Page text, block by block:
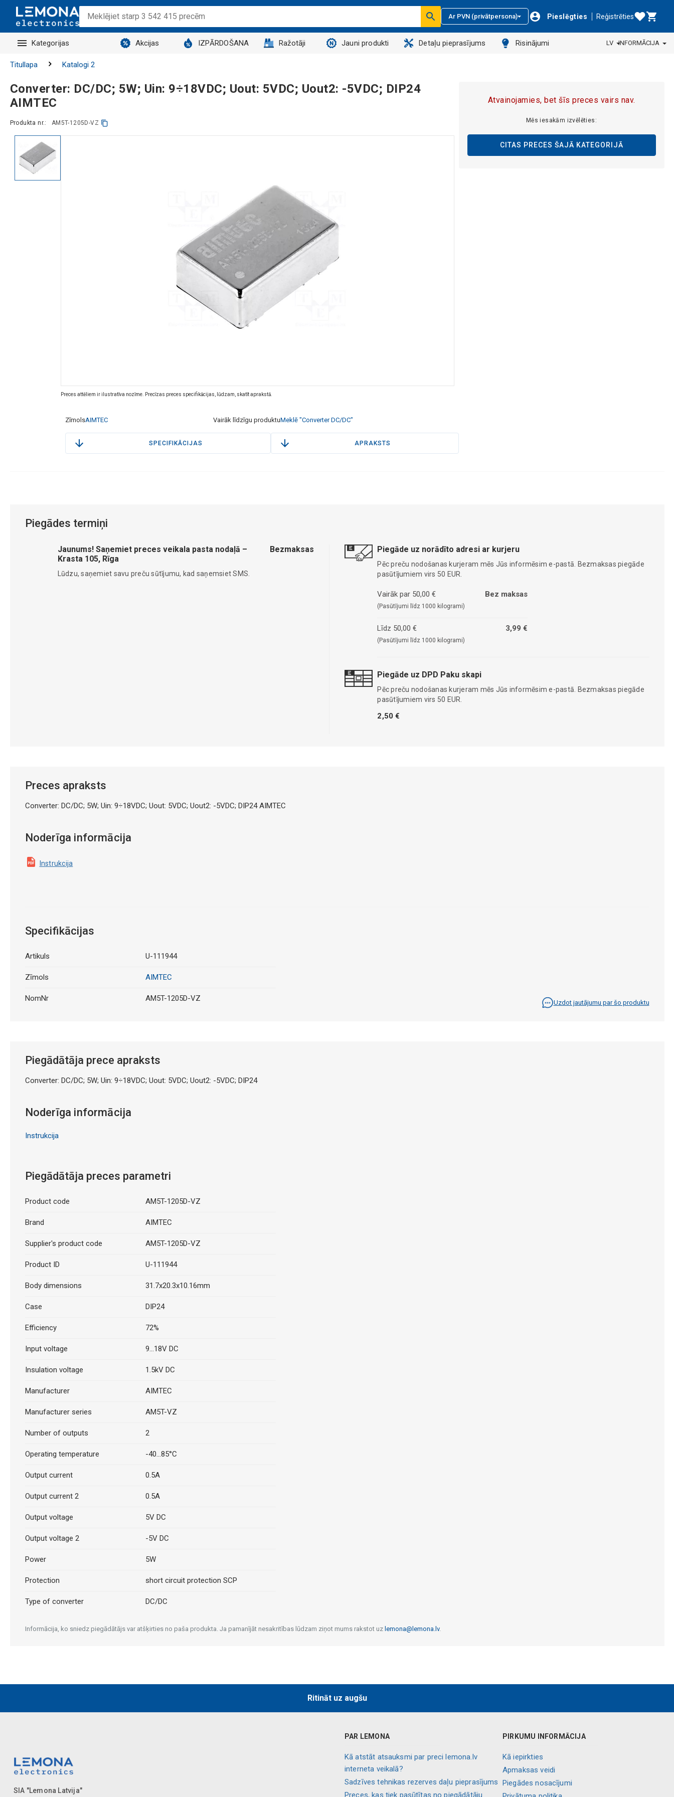
Ar PVN (privātpersona) Pieslēgties Reģistrēties
Kategorijas Akcijas IZPĀRDOŠANA Ražotāji Jauni produkti Detaļu pieprasījums Risinājumi LV INFORMĀCIJA
Titullapa Katalogi 2
Converter: DC/DC; 5W; Uin: 9÷18VDC; Uout: 5VDC; Uout2: -5VDC; DIP24
AIMTEC
Produkta nr.: AM5T-1205D-VZ
Preces attēliem ir ilustratīva nozīme. Precīzas preces specifikācijas, lūdzam, skatīt aprakstā.
ZīmolsAIMTEC Vairāk līdzīgu produktuMeklē "Converter DC/DC"
SPECIFIKĀCIJAS APRAKSTS
Atvainojamies, bet šīs preces vairs nav.
Mēs iesakām izvēlēties:
CITAS PRECES ŠAJĀ KATEGORIJĀ
Piegādes termiņi
Jaunums! Saņemiet preces veikala pasta nodaļā –
Krasta 105, Rīga
Bezmaksas
Lūdzu, saņemiet savu preču sūtījumu, kad saņemsiet SMS.
Piegāde uz norādīto adresi ar kurjeru
Pēc preču nodošanas kurjeram mēs Jūs informēsim e-pastā. Bezmaksas piegāde
pasūtījumiem virs 50 EUR.
Vairāk par 50,00 €
(Pasūtījumi līdz 1000 kilogrami)
Bez maksas
Līdz 50,00 €
(Pasūtījumi līdz 1000 kilogrami)
3,99 €
Piegāde uz DPD Paku skapi
Pēc preču nodošanas kurjeram mēs Jūs informēsim e-pastā. Bezmaksas piegāde
pasūtījumiem virs 50 EUR.
2,50 €
Preces apraksts
Converter: DC/DC; 5W; Uin: 9÷18VDC; Uout: 5VDC; Uout2: -5VDC; DIP24 AIMTEC
Noderīga informācija
Instrukcija
Specifikācijas
Artikuls U-111944
Zīmols AIMTEC
NomNr AM5T-1205D-VZ Uzdot jautājumu par šo produktu
Piegādātāja prece apraksts
Converter: DC/DC; 5W; Uin: 9÷18VDC; Uout: 5VDC; Uout2: -5VDC; DIP24
Noderīga informācija
Instrukcija
Piegādātāja preces parametri
Product code AM5T-1205D-VZ
Brand AIMTEC
Supplier's product code AM5T-1205D-VZ
Product ID U-111944
Body dimensions 31.7x20.3x10.16mm
Case DIP24
Efficiency 72%
Input voltage 9...18V DC
Insulation voltage 1.5kV DC
Manufacturer AIMTEC
Manufacturer series AM5T-VZ
Number of outputs 2
Operating temperature -40...85°C
Output current 0.5A
Output current 2 0.5A
Output voltage 5V DC
Output voltage 2 -5V DC
Power 5W
Protection short circuit protection SCP
Type of converter DC/DC
Informācija, ko sniedz piegādātājs var atšķirties no paša produkta. Ja pamanījāt nesakritības lūdzam ziņot mums rakstot uz lemona@lemona.lv.
Ritināt uz augšu
SIA "Lemona Latvija"
PAR LEMONA
Kā atstāt atsauksmi par preci lemona.lv
interneta veikalā?
Sadzīves tehnikas rezerves daļu pieprasījums
Preces, kas tiek pasūtītas no piegādātāju
PIRKUMU INFORMĀCIJA
Kā iepirkties
Apmaksas veidi
Piegādes nosacījumi